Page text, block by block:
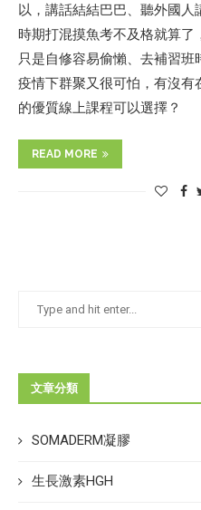
以，講話結結巴巴、聽外國
時期打混摸魚考不及格就算了
只是自修容易偷懶、去補習班
疫情下群聚又很可怕，有沒
的優質線上課程可以選擇？
READ MORE
文章分類
SOMADERM凝膠
生長激素HGH